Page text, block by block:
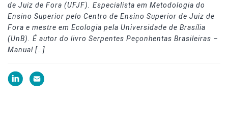
de Juiz de Fora (UFJF). Especialista em Metodologia do
Ensino Superior pelo Centro de Ensino Superior de Juiz de
Fora e mestre em Ecologia pela Universidade de Brasília
(UnB). É autor do livro Serpentes Peçonhentas Brasileiras –
Manual […]